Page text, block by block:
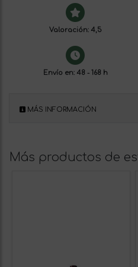
Valoración: 4,5
Envío en: 48 - 168 h
MÁS INFORMACIÓN
Más productos de